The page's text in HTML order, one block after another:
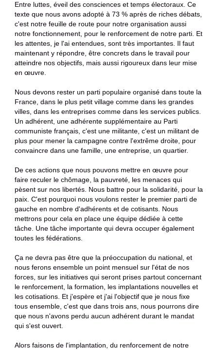
Entre luttes, éveil des consciences et temps électoraux. Ce
texte que nous avons adopté à 73 % après de riches débats,
c'est notre feuille de route pour notre organisation aussi
notre fonctionnement, pour le renforcement de notre parti. Et
les attentes, je l'ai entendues, sont très importantes. Il faut
maintenant y répondre, être concrets dans le travail pour
atteindre nos objectifs, mais aussi rigoureux dans leur mise
en œuvre.
Nous devons rester un parti populaire organisé dans toute la
France, dans le plus petit village comme dans les grandes
villes, dans les entreprises comme dans les services publics.
Un adhérent, une adhérente supplémentaire au Parti
communiste français, c'est une militante, c'est un militant de
plus pour mener la campagne contre l'extrême droite, pour
convaincre dans une famille, une entreprise, un quartier.
De ces actions que nous pouvons mettre en œuvre pour
faire reculer le chômage, la pauvreté, les menaces qui
pèsent sur nos libertés. Nous battre pour la solidarité, pour la
paix. C'est pourquoi nous voulons rester le premier parti de
gauche en nombre d'adhérents et de cotisants. Nous
mettrons pour cela en place une équipe dédiée à cette
tâche. Une tâche importante qui devra occuper également
toutes les fédérations.
Ça ne devra pas être que la préoccupation du national, et
nous ferons ensemble un point mensuel sur l'état de nos
forces, sur les initiatives qui seront prises partout concernant
le renforcement, la formation, les implantations nouvelles et
les cotisations. Et j'espère et j'ai l'objectif que je nous fixe
tous ensemble, c'est que dans trois ans, nous pourrons dire
que nous n'avons perdu aucun adhérent durant le mandat
qui s'est ouvert.
Alors faisons de l'implantation, du renforcement de notre